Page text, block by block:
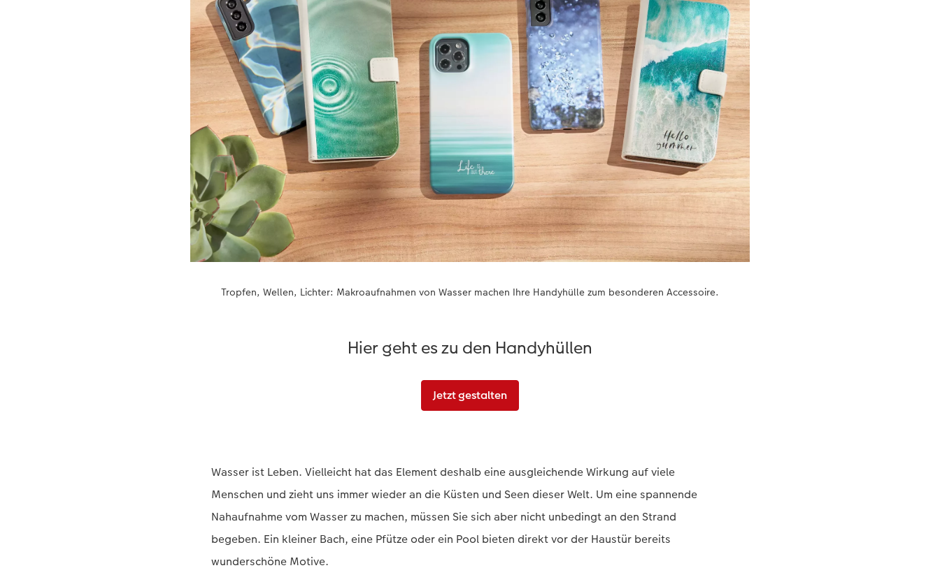
Tropfen, Wellen, Lichter: Makroaufnahmen von Wasser machen Ihre Handyhülle zum besonderen Accessoire.
Hier geht es zu den Handyhüllen
Jetzt gestalten
Wasser ist Leben. Vielleicht hat das Element deshalb eine ausgleichende Wirkung auf viele
Menschen und zieht uns immer wieder an die Küsten und Seen dieser Welt. Um eine spannende
Nahaufnahme vom Wasser zu machen, müssen Sie sich aber nicht unbedingt an den Strand
begeben. Ein kleiner Bach, eine Pfütze oder ein Pool bieten direkt vor der Haustür bereits
wunderschöne Motive.